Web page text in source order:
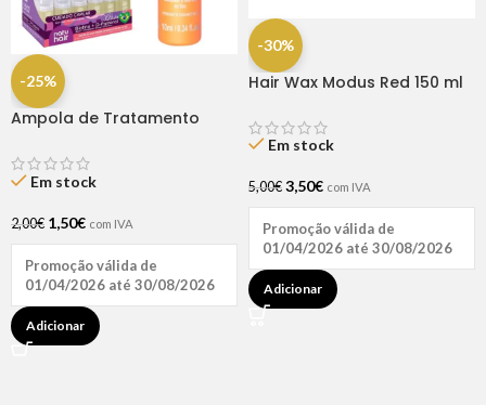
-25%
Ampola de Tratamento
Hair (1 UNIDADE)
Em stock
2,00€ 1,50€ com IVA
Promoção válida de
01/04/2026 até 30/08/2026
Adicionar
-30%
Hair Wax Modus Red 150 ml
Em stock
5,00€ 3,50€ com IVA
Promoção válida de
01/04/2026 até 30/08/2026
Adicionar